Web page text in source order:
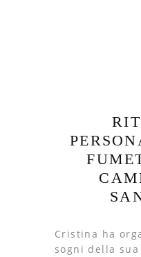
Cristina ha
sogni della